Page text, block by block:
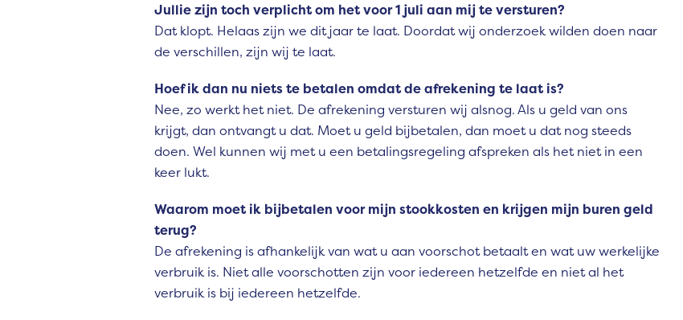
Jullie zijn toch verplicht om het voor 1 juli aan mij te versturen?
Dat klopt. Helaas zijn we dit jaar te laat. Doordat wij onderzoek wilden doen naar
de verschillen, zijn wij te laat.
Hoef ik dan nu niets te betalen omdat de afrekening te laat is?
Nee, zo werkt het niet. De afrekening versturen wij alsnog. Als u geld van ons
krijgt, dan ontvangt u dat. Moet u geld bijbetalen, dan moet u dat nog steeds
doen. Wel kunnen wij met u een betalingsregeling afspreken als het niet in een
keer lukt.
Waarom moet ik bijbetalen voor mijn stookkosten en krijgen mijn buren geld
terug?
De afrekening is afhankelijk van wat u aan voorschot betaalt en wat uw werkelijke
verbruik is. Niet alle voorschotten zijn voor iedereen hetzelfde en niet al het
verbruik is bij iedereen hetzelfde.